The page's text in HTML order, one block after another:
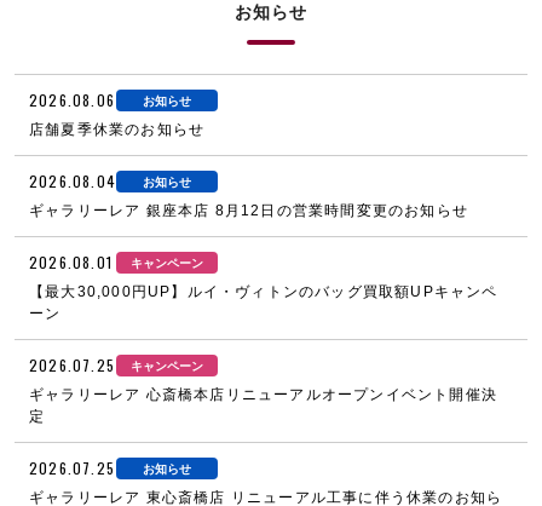
お知らせ
2026.08.06 お知らせ
店舗夏季休業のお知らせ
2026.08.04 お知らせ
ギャラリーレア 銀座本店 8月12日の営業時間変更のお知らせ
2026.08.01 キャンペーン
【最大30,000円UP】ルイ・ヴィトンのバッグ買取額UPキャンペ
ーン
2026.07.25 キャンペーン
ギャラリーレア 心斎橋本店リニューアルオープンイベント開催決
定
2026.07.25 お知らせ
ギャラリーレア 東心斎橋店 リニューアル工事に伴う休業のお知ら